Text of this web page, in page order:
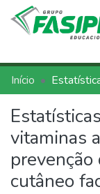
Início
vitaminas
cutâneo